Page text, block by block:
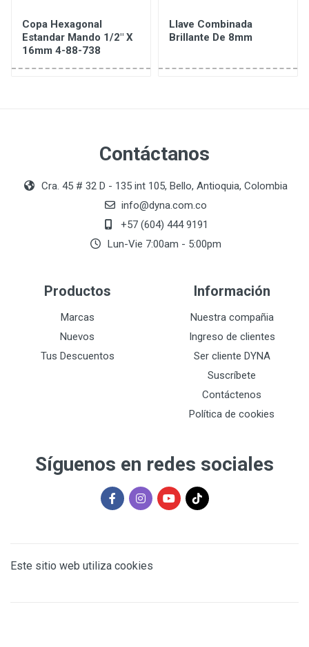
Copa Hexagonal
Estandar Mando 1/2" X
16mm 4-88-738
Llave Combinada
Brillante De 8mm
Contáctanos
Cra. 45 # 32 D - 135 int 105, Bello, Antioquia, Colombia
info@dyna.com.co
+57 (604) 444 9191
Lun-Vie 7:00am - 5:00pm
Productos
Marcas
Nuevos
Tus Descuentos
Información
Nuestra compañia
Ingreso de clientes
Ser cliente DYNA
Suscríbete
Contáctenos
Política de cookies
Síguenos en redes sociales
Este sitio web utiliza cookies